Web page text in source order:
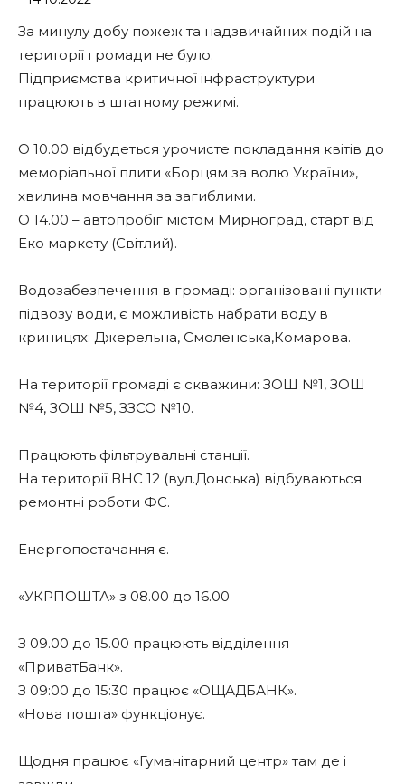
За минулу добу пожеж та надзвичайних подій на
території громади не було.
Підприємства критичної інфраструктури
працюють в штатному режимі.
О 10.00 відбудеться урочисте покладання квітів до
меморіальної плити «Борцям за волю України»,
хвилина мовчання за загиблими.
О 14.00 – автопробіг містом Мирноград, старт від
Еко маркету (Світлий).
Водозабезпечення в громаді: організовані пункти
підвозу води, є можливість набрати воду в
криницях: Джерельна, Смоленська,Комарова.
На території громаді є скважини: ЗОШ №1, ЗОШ
№4, ЗОШ №5, ЗЗСО №10.
Працюють фільтрувальні станції.
На території ВНС 12 (вул.Донська) відбуваються
ремонтні роботи ФС.
Енергопостачання є.
«УКРПОШТА» з 08.00 до 16.00
З 09.00 до 15.00 працюють відділення
«ПриватБанк».
З 09:00 до 15:30 працює «ОЩАДБАНК».
«Нова пошта» функціонує.
Щодня працює «Гуманітарний центр» там де і